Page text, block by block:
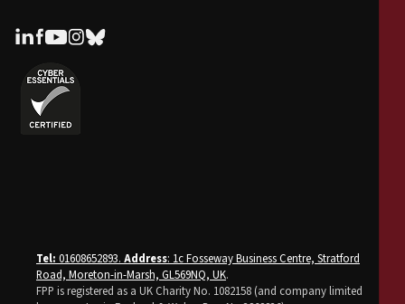
Tel: 01608652893. Address: 1c Fosseway Business Centre, Stratford
Road, Moreton-in-Marsh, GL569NQ, UK.
FPP is registered as a UK Charity No. 1082158 (and company limited